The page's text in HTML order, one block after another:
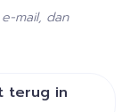
terug in
mail, dan